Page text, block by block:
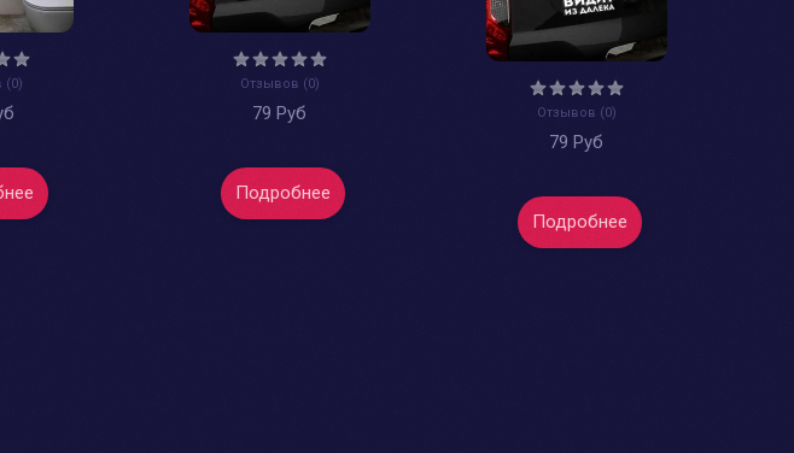
(0) Отзывов (0)
79 Руб
Подробнее
Отзывов (0)
79 Руб
Подробнее